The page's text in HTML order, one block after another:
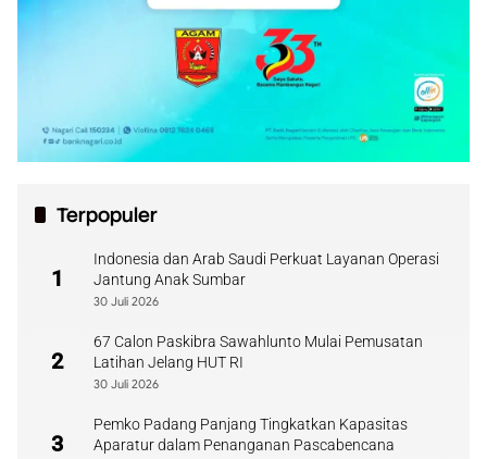
Terpopuler
1
Indonesia dan Arab Saudi Perkuat Layanan Operasi
Jantung Anak Sumbar
30 Juli 2026
2
67 Calon Paskibra Sawahlunto Mulai Pemusatan
Latihan Jelang HUT RI
30 Juli 2026
3
Pemko Padang Panjang Tingkatkan Kapasitas
Aparatur dalam Penanganan Pascabencana